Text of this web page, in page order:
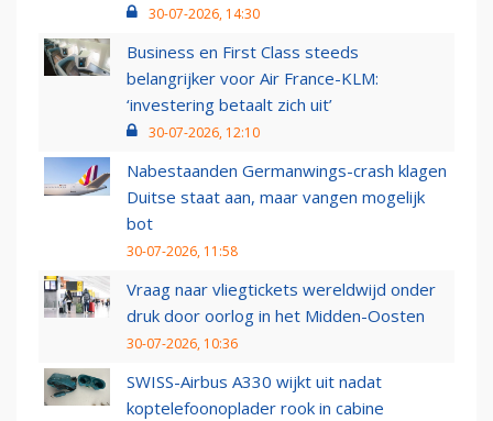
30-07-2026, 14:30
Business en First Class steeds
belangrijker voor Air France-KLM:
‘investering betaalt zich uit’
30-07-2026, 12:10
Nabestaanden Germanwings-crash klagen
Duitse staat aan, maar vangen mogelijk
bot
30-07-2026, 11:58
Vraag naar vliegtickets wereldwijd onder
druk door oorlog in het Midden-Oosten
30-07-2026, 10:36
SWISS-Airbus A330 wijkt uit nadat
koptelefoonoplader rook in cabine